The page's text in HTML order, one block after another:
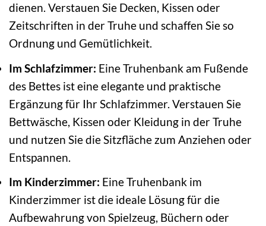
dienen. Verstauen Sie Decken, Kissen oder
Zeitschriften in der Truhe und schaffen Sie so
Ordnung und Gemütlichkeit.
Im Schlafzimmer: Eine Truhenbank am Fußende
des Bettes ist eine elegante und praktische
Ergänzung für Ihr Schlafzimmer. Verstauen Sie
Bettwäsche, Kissen oder Kleidung in der Truhe
und nutzen Sie die Sitzfläche zum Anziehen oder
Entspannen.
Im Kinderzimmer: Eine Truhenbank im
Kinderzimmer ist die ideale Lösung für die
Aufbewahrung von Spielzeug, Büchern oder